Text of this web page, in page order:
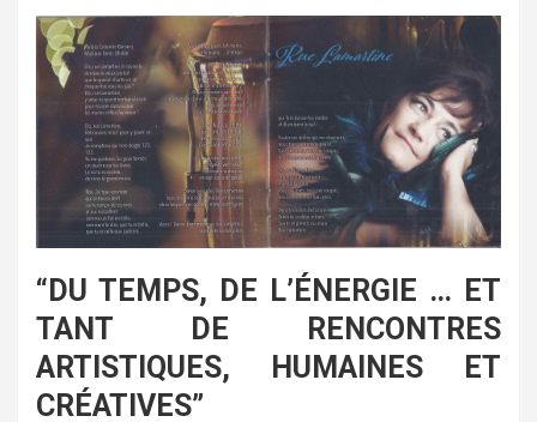
“DU TEMPS, DE L’ÉNERGIE … ET
TANT DE RENCONTRES
ARTISTIQUES, HUMAINES ET
CRÉATIVES”